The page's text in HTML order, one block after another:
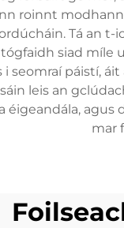
roinnt
Tá an
siad míle
seomraí páistí,
leis an
agus
mar